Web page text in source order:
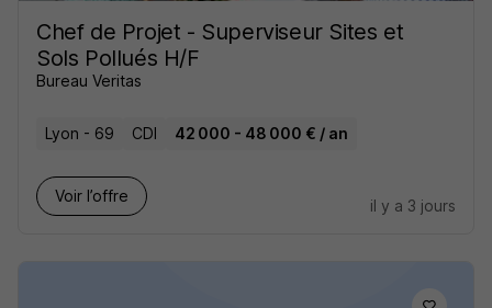
Chef de Projet - Superviseur Sites et
Sols Pollués H/F
Bureau Veritas
Lyon - 69 CDI 42 000 - 48 000 € / an
Voir l’offre
il y a 3 jours